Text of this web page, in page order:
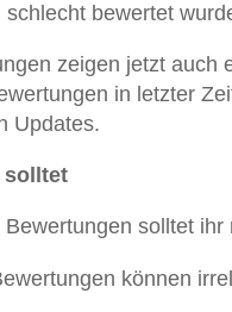
bewertet
zeigen jetzt auch
in letzter
Updates.
solltet
solltet
können